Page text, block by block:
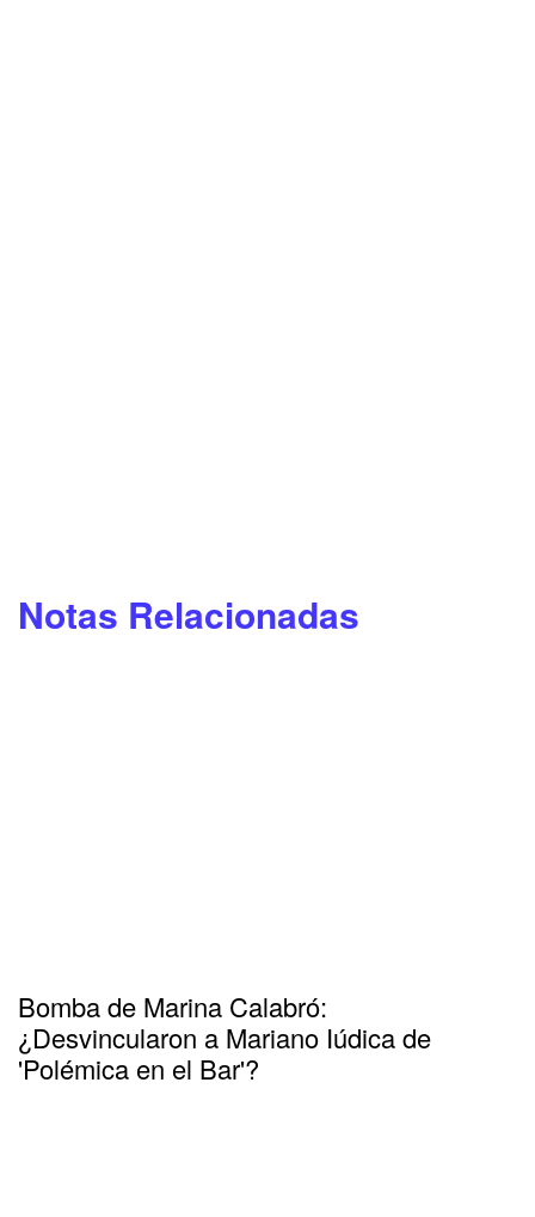
Notas Relacionadas
Bomba de Marina Calabró:
¿Desvincularon a Mariano Iúdica de
'Polémica en el Bar'?